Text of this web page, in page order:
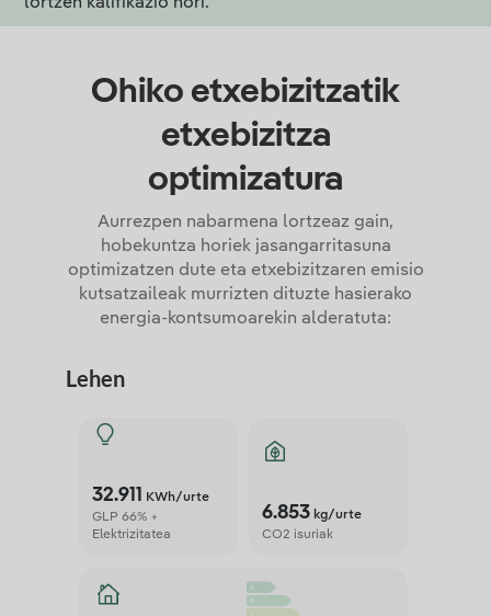
Ohiko etxebizitzatik
etxebizitza
optimizatura
Aurrezpen nabarmena lortzeaz gain,
hobekuntza horiek jasangarritasuna
optimizatzen dute eta etxebizitzaren emisio
kutsatzaileak murrizten dituzte hasierako
energia-kontsumoarekin alderatuta:
Lehen
32.911
KWh/urte
GLP 66% +
Elektrizitatea
6.853 kg/urte
CO2 isuriak